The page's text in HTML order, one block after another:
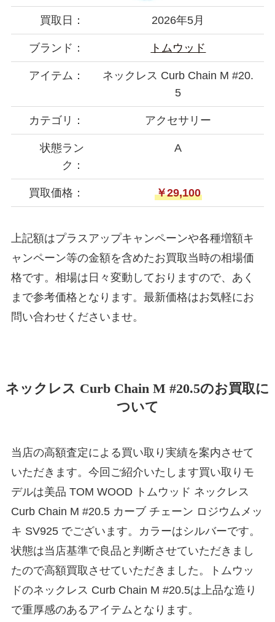
買取日： 2026年5月
ブランド： トムウッド
アイテム：
ネックレス Curb Chain M #20.
5
カテゴリ： アクセサリー
状態ラン
ク：
A
買取価格： ￥29,100
上記額はプラスアップキャンペーンや各種増額キ
ャンペーン等の金額を含めたお買取当時の相場価
格です。相場は日々変動しておりますので、あく
まで参考価格となります。最新価格はお気軽にお
問い合わせくださいませ。
ネックレス Curb Chain M #20.5のお買取に
ついて
当店の高額査定による買い取り実績を案内させて
いただきます。今回ご紹介いたします買い取りモ
デルは美品 TOM WOOD トムウッド ネックレス
Curb Chain M #20.5 カーブ チェーン ロジウムメッ
キ SV925 でございます。カラーはシルバーです。
状態は当店基準で良品と判断させていただきまし
たので高額買取させていただきました。トムウッ
ドのネックレス Curb Chain M #20.5は上品な造り
で重厚感のあるアイテムとなります。